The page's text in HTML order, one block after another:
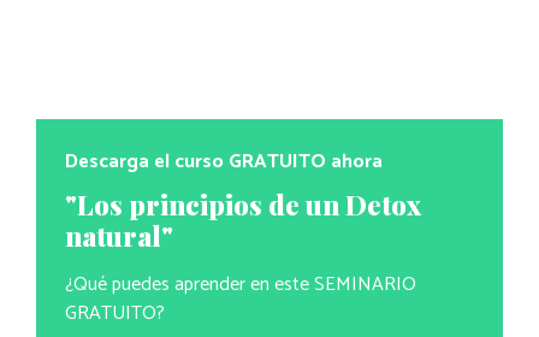
Descarga el curso GRATUITO ahora
"Los principios de un Detox
natural"
¿Qué puedes aprender en este SEMINARIO
GRATUITO?